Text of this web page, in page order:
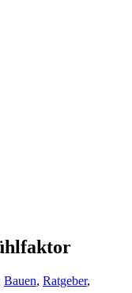
Bauen, Ratgeber,